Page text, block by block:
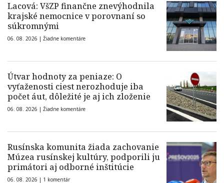
Lacová: VšZP finančne znevýhodnila
krajské nemocnice v porovnaní so
súkromnými
06. 08. 2026 | Žiadne komentáre
Útvar hodnoty za peniaze: O
vyťaženosti ciest nerozhoduje iba
počet áut, dôležité je aj ich zloženie
06. 08. 2026 | Žiadne komentáre
Rusínska komunita žiada zachovanie
Múzea rusínskej kultúry, podporili ju
primátori aj odborné inštitúcie
06. 08. 2026 | 1 komentár